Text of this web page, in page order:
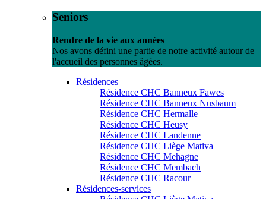
Seniors
Rendre de la vie aux années
Nos avons défini une partie de notre activité autour de
l'accueil des personnes âgées.
Résidences
Résidence CHC Banneux Fawes
Résidence CHC Banneux Nusbaum
Résidence CHC Hermalle
Résidence CHC Heusy
Résidence CHC Landenne
Résidence CHC Liège Mativa
Résidence CHC Mehagne
Résidence CHC Membach
Résidence CHC Racour
Résidences-services